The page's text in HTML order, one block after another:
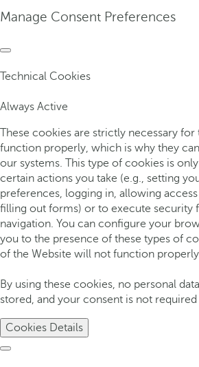
Manage Consent Preferences
Technical Cookies
Always Active
These cookies are strictly necessary for
function properly, which is why they
our systems. This type of cookies is
certain actions you take (e.g., setting
preferences, logging in, allowing
filling out forms) or to execute security
navigation. You can configure your
you to the presence of these types of
of the Website will not function properly.
By using these cookies, no personal
stored, and your consent is not required
Cookies Details